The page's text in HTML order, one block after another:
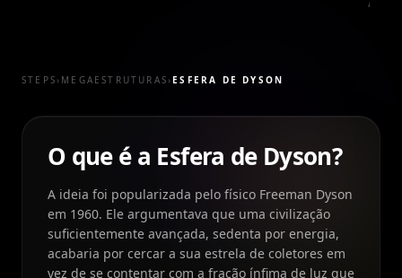
↓
STEPS › MEGAESTRUTURAS ›ESFERA DE DYSON
O que é a Esfera de Dyson?
A ideia foi popularizada pelo físico Freeman Dyson
em 1960. Ele argumentava que uma civilização
suficientemente avançada, sedenta por energia,
acabaria por cercar a sua estrela de coletores em
vez de se contentar com a fração ínfima de luz que